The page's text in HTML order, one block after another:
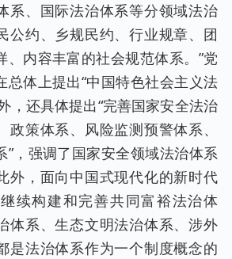
系、国际法治体系等分领域法治
公约、乡规民约、行业规章、团
、内容丰富的社会规范体系。”党
总体上提出“中国特色社会主义法
，还具体提出“完善国家安全法治
政策体系、风险监测预警体系、
”，强调了国家安全领域法治体系
外，面向中国式现代化的新时代
续构建和完善共同富裕法治体
体系、生态文明法治体系、涉外
是法治体系作为一个制度概念的